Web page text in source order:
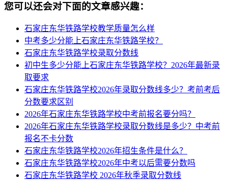
您可以还会对下面的文章感兴趣：
石家庄东华铁路学校教学质量怎么样
中考多少分能上石家庄东华铁路学校？
石家庄东华铁路学校录取分数线
初中生多少分能上石家庄东华铁路学校？2026年最新录
取要求
石家庄东华铁路学校2026年录取分数线多少？考前考后
分数要求区别
2026年石家庄东华铁路学校中考前报名要分吗？
2026年石家庄东华铁路学校录取分数线是多少？中考前
报名不卡分数
石家庄东华铁路学校2026年招生条件是什么？
石家庄东华铁路学校2026年中考以后需要分数吗
石家庄东华铁路学校 2026年秋季录取分数线